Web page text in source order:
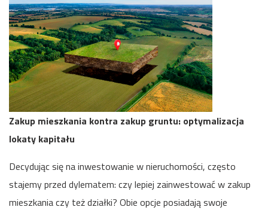
Zakup mieszkania kontra zakup gruntu: optymalizacja
lokaty kapitału
Decydując się na inwestowanie w nieruchomości, często
stajemy przed dylematem: czy lepiej zainwestować w zakup
mieszkania czy też działki? Obie opcje posiadają swoje